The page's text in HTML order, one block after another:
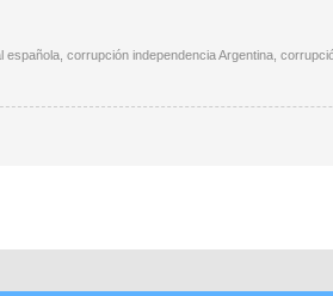
corrupción independencia Argentina,